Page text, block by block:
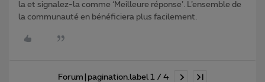
la et signalez-la comme ‘Meilleure réponse’. L’ensemble de
la communauté en bénéficiera plus facilement.
Forum|pagination.label 1 / 4